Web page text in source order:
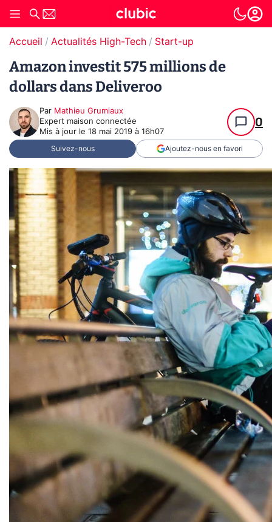
Accueil Actualités High-Tech Start-up
Amazon investit 575 millions de
dollars dans Deliveroo
Par Mathieu Grumiaux
Expert maison connectée
Mis à jour le 18 mai 2019 à 16h07
0
Suivez-nous Ajoutez-nous en favori